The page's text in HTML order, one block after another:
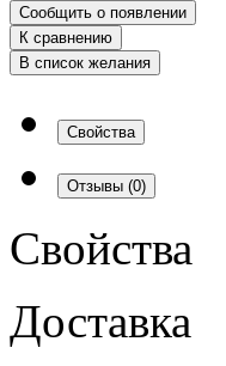
Сообщить о появлении
К сравнению
В список желания
Свойства
Отзывы (0)
Свойства
Доставка